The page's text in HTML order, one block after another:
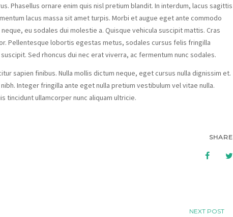
Phasellus ornare enim quis nisl pretium blandit. In interdum, lacus sagittis
lacus massa sit amet turpis. Morbi et augue eget ante commodo
eu sodales dui molestie a. Quisque vehicula suscipit mattis. Cras
Pellentesque lobortis egestas metus, sodales cursus felis fringilla
Sed rhoncus dui nec erat viverra, ac fermentum nunc sodales.
sapien finibus. Nulla mollis dictum neque, eget cursus nulla dignissim et.
Integer fringilla ante eget nulla pretium vestibulum vel vitae nulla.
tincidunt ullamcorper nunc aliquam ultricie.
SHARE
NEXT POST